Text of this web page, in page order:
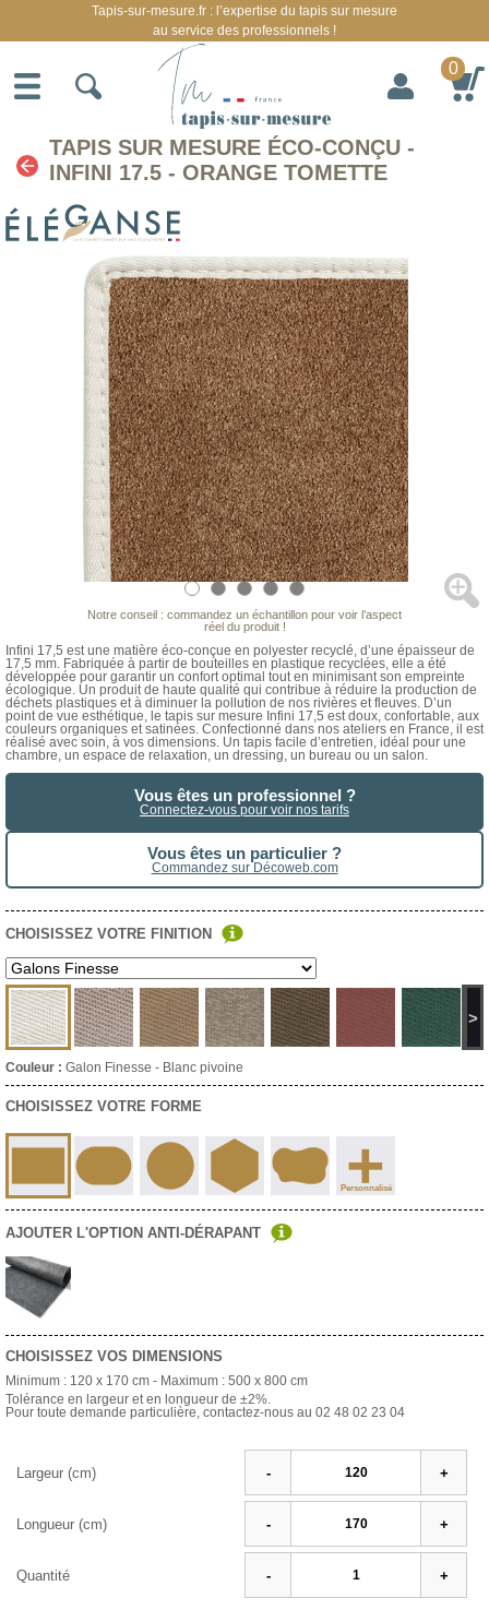
TAPIS SUR MESURE ÉCO-CONÇU -
INFINI 17.5 - ORANGE TOMETTE
Notre conseil : commandez un échantillon pour voir l’aspect
réel du produit !
Infini 17,5 est une matière éco-conçue en polyester recyclé, d’une épaisseur de
17,5 mm. Fabriquée à partir de bouteilles en plastique recyclées, elle a été
développée pour garantir un confort optimal tout en minimisant son empreinte
écologique. Un produit de haute qualité qui contribue à réduire la production de
déchets plastiques et à diminuer la pollution de nos rivières et fleuves. D’un
point de vue esthétique, le tapis sur mesure Infini 17,5 est doux, confortable, aux
couleurs organiques et satinées. Confectionné dans nos ateliers en France, il est
réalisé avec soin, à vos dimensions. Un tapis facile d’entretien, idéal pour une
chambre, un espace de relaxation, un dressing, un bureau ou un salon.
Vous êtes un professionnel ?
Connectez-vous pour voir nos tarifs
Vous êtes un particulier ?
Commandez sur Décoweb.com
CHOISISSEZ VOTRE FINITION
>
Couleur : Galon Finesse - Blanc pivoine
CHOISISSEZ VOTRE FORME
+
Personnalisé
AJOUTER L'OPTION ANTI-DÉRAPANT
CHOISISSEZ VOS DIMENSIONS
Minimum : 120 x 170 cm - Maximum : 500 x 800 cm
Tolérance en largeur et en longueur de ±2%.
Pour toute demande particulière, contactez-nous au 02 48 02 23 04
Largeur (cm) - +
Longueur (cm) - +
Quantité - +
Tapis-sur-mesure.fr : l’expertise du tapis sur mesure
au service des professionnels !
0